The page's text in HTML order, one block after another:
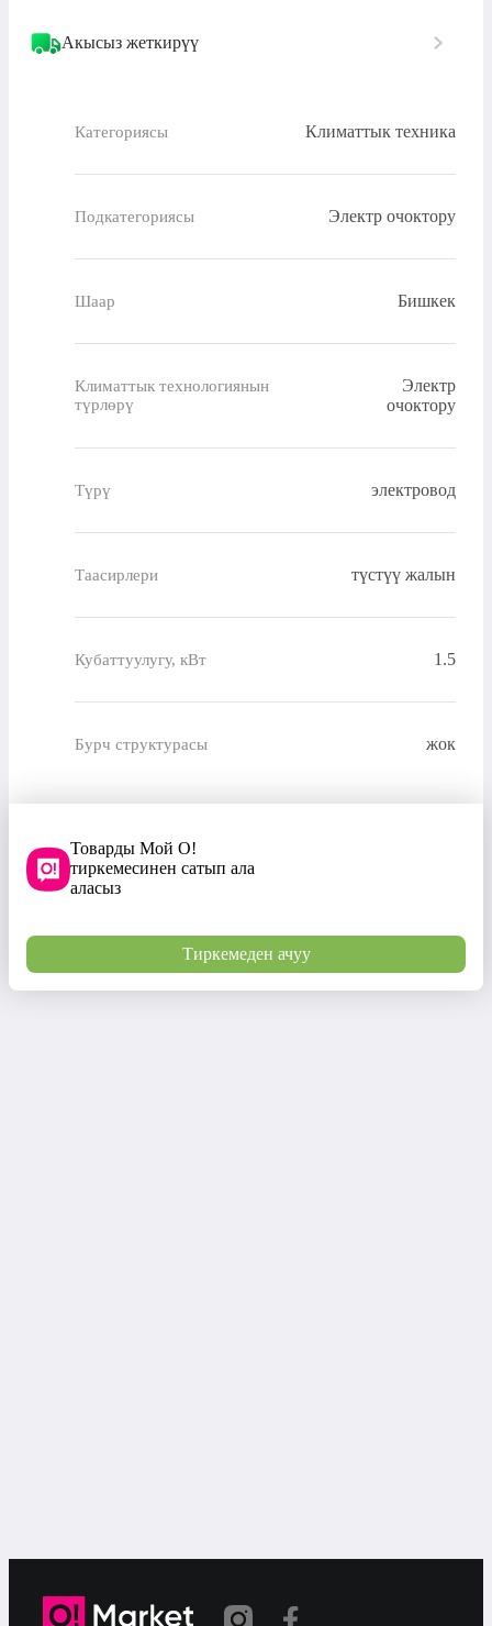
Акысыз жеткирүү
Категориясы Климаттык техника
Подкатегориясы Электр очоктору
Шаар Бишкек
Климаттык технологиянын
түрлөрү
Электр
очоктору
Түрү электровод
Таасирлери түстүү жалын
Кубаттуулугу, кВт 1.5
Бурч структурасы жок
Товарды Мой О!
тиркемесинен сатып ала
аласыз
Тиркемеден ачуу